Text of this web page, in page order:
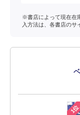
※書店によって現在在
入方法は、各書店のサ
1位